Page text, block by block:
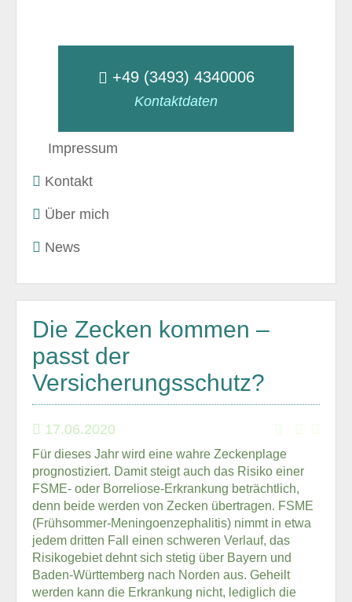
+49 (3493) 4340006
Kontaktdaten
Impressum
Kontakt
Über mich
News
Die Zecken kommen –
passt der
Versicherungsschutz?
17.06.2020
Für dieses Jahr wird eine wahre Zeckenplage
prognostiziert. Damit steigt auch das Risiko einer
FSME- oder Borreliose-Erkrankung beträchtlich,
denn beide werden von Zecken übertragen. FSME
(Frühsommer-Meningoenzephalitis) nimmt in etwa
jedem dritten Fall einen schweren Verlauf, das
Risikogebiet dehnt sich stetig über Bayern und
Baden-Württemberg nach Norden aus. Geheilt
werden kann die Erkrankung nicht, lediglich die